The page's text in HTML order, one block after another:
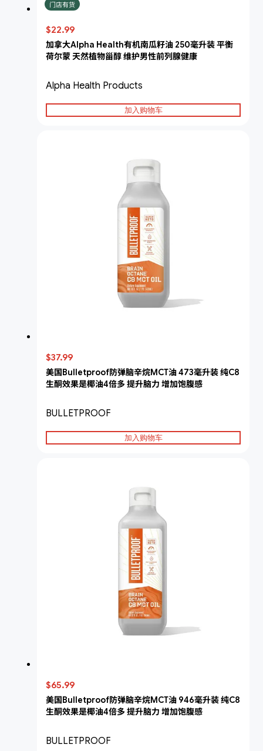
门店有货
$22.99
加拿大Alpha Health有机南瓜籽油 250毫升装 平衡
荷尔蒙 天然植物甾醇 维护男性前列腺健康
Alpha Health Products
加入购物车
$37.99
美国Bulletproof防弹脑辛烷MCT油 473毫升装 纯C8
生酮效果是椰油4倍多 提升脑力 增加饱腹感
BULLETPROOF
加入购物车
$65.99
美国Bulletproof防弹脑辛烷MCT油 946毫升装 纯C8
生酮效果是椰油4倍多 提升脑力 增加饱腹感
BULLETPROOF